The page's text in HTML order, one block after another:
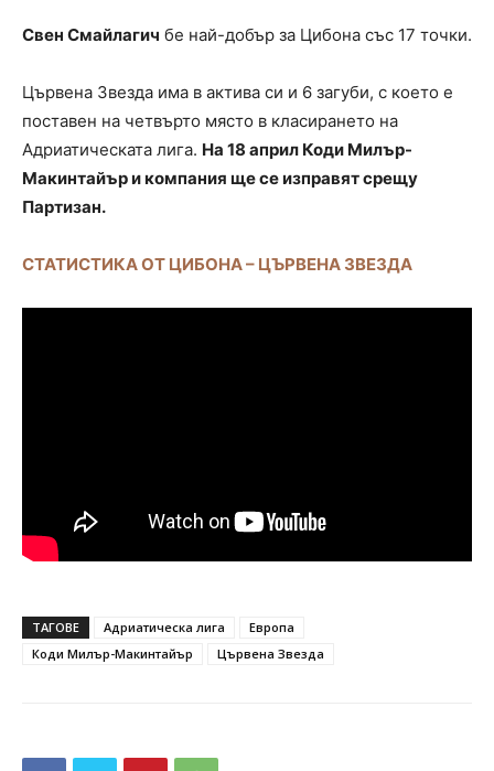
Свен Смайлагич бе най-добър за Цибона със 17 точки.
Цървена Звезда има в актива си и 6 загуби, с което е
поставен на четвърто място в класирането на
Адриатическата лига. На 18 април Коди Милър-
Макинтайър и компания ще се изправят срещу
Партизан.
СТАТИСТИКА ОТ ЦИБОНА – ЦЪРВЕНА ЗВЕЗДА
ТАГОВЕ Адриатическа лига
Европа
Коди Милър-Макинтайър
Цървена Звезда